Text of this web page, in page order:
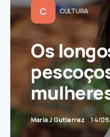
C CULTURA
Os
Maria J Gutierrez 14/